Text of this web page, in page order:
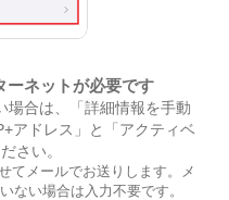
ーネットが必要です
場合は、「詳細情報を手動
アドレス」と「アクティベ
さい。
てメールでお送りします。メ
ない場合は入力不要です。